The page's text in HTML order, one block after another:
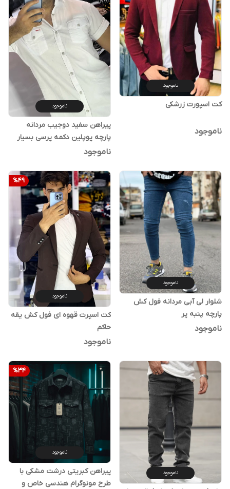
ناموجود
کت اسپورت زرشکی
ناموجود
ناموجود
پیراهن سفید دوجیب مردانه
پارچه پوپلین دکمه پرسی بسیار
خفن
ناموجود
ناموجود
شلوار لی آبی مردانه فول کش
پارچه پنبه پر
ناموجود
%49
ناموجود
کت اسپرت قهوه ای فول کش یقه
حاکم
ناموجود
ناموجود
%34
ناموجود
پیراهن کبریتی درشت مشکی با
طرح مونوگرام هندسی خاص و